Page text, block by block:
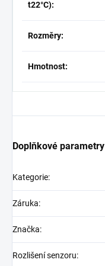
t22°C):
Rozměry:
Hmotnost:
Doplňkové parametry
Kategorie:
Záruka:
Značka:
Rozlišení senzoru: